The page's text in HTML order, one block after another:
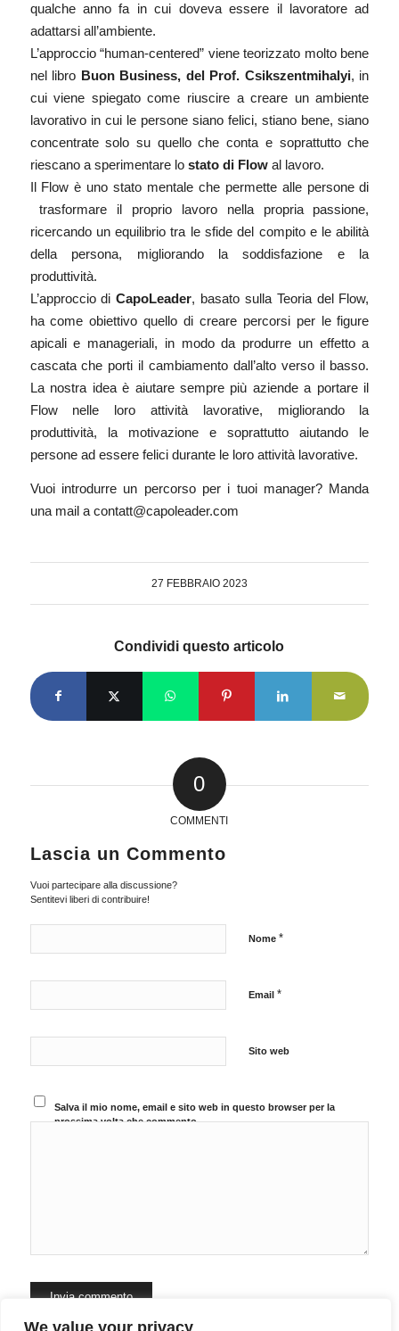
We value your privacy
qualche anno fa in cui doveva essere il lavoratore ad
adattarsi all’ambiente.
L’approccio “human-centered” viene teorizzato molto bene
nel libro Buon Business, del Prof. Csikszentmihalyi, in
cui viene spiegato come riuscire a creare un ambiente
lavorativo in cui le persone siano felici, stiano bene, siano
concentrate solo su quello che conta e soprattutto che
riescano a sperimentare lo stato di Flowal lavoro.
Il Flow è uno stato mentale che permette alle persone di
trasformare il proprio lavoro nella propria passione,
ricercando un equilibrio tra le sfide del compito e le abilità
della persona, migliorando la soddisfazione e la
produttività.
L’approccio diCapoLeader, basato sulla Teoria del Flow,
ha come obiettivo quello di creare percorsi per le figure
apicali e manageriali, in modo da produrre un effetto a
cascata che porti il cambiamento dall’alto verso il basso.
La nostra idea è aiutare sempre più aziende a portare il
Flow nelle loro attività lavorative, migliorando la
produttività, la motivazione e soprattutto aiutando le
persone ad essere felici durante le loro attività lavorative.
Vuoi introdurre un percorso per i tuoi manager? Manda
una mail a contatt@capoleader.com
27 FEBBRAIO 2023
Condividi questo articolo
0
COMMENTI
Lascia un Commento
Vuoi partecipare alla discussione?
Sentitevi liberi di contribuire!
Nome *
Email *
Sito web
Salva il mio nome, email e sito web in questo browser per la
prossima volta che commento.